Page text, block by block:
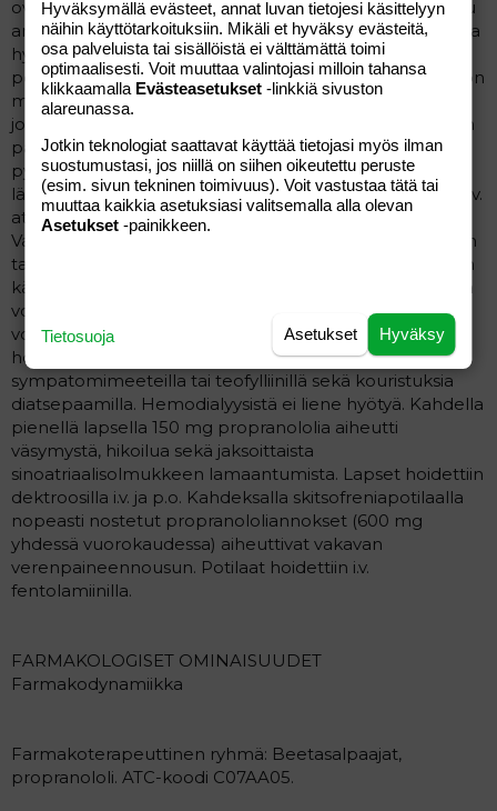
ovat suhteellisen vähäisiä. 0,8-6 g propranololia (arvioitu
annos) on aiheuttanut aikuisella bradykardiaa ja vakavaa
hypotensiota, joka on joissain tapauksissa johtanut
perifeeriseen syanoosiin. Tajuttomuutta ja kouristelua on
myös esiintynyt. Muutamassa tapauksessa myrkytys on
johtanut kuolemaan. Propranololimyrkytyksen hoito on
pääasiassa oireenmukaista ja supportiivista. Vatsa
pyritään tyhjentämään lääkkeestä huuhtelemalla ja
lääkehiiltä tulee antaa. Bradykardiaan voidaan käyttää i.v.
atropiinia ja jos siitä ei ole apua, varoen i.v. isoprenaliinia.
Vaikeimmissa tapauksissa voidaan joutua turvautumaan
tahdistinhoitoon. Vakavan hypotension hoitoon voidaan
käyttää noradrenaliinia tai dopamiinia. Vajaatoiminnassa
voidaan antaa digoksiinia ja diureettia. Myös glukagonia
voidaan kokeilla sydänlihaslaman ja hypotension
hoidossa. Bronkospasmia voidaan hoitaa beeta2-
sympatomimeeteilla tai teofylliinillä sekä kouristuksia
diatsepaamilla. Hemodialyysistä ei liene hyötyä. Kahdella
pienellä lapsella 150 mg propranololia aiheutti
väsymystä, hikoilua sekä jaksoittaista
sinoatriaalisolmukkeen lamaantumista. Lapset hoidettiin
dektroosilla i.v. ja p.o. Kahdeksalla skitsofreniapotilaalla
nopeasti nostetut propranololiannokset (600 mg
yhdessä vuorokaudessa) aiheuttivat vakavan
verenpaineennousun. Potilaat hoidettiin i.v.
fentolamiinilla.
FARMAKOLOGISET OMINAISUUDET
Farmakodynamiikka
Farmakoterapeuttinen ryhmä: Beetasalpaajat,
propranololi. ATC-koodi C07AA05.
Hyväksymällä evästeet, annat luvan tietojesi käsittelyyn
näihin käyttötarkoituksiin. Mikäli et hyväksy evästeitä,
osa palveluista tai sisällöistä ei välttämättä toimi
optimaalisesti. Voit muuttaa valintojasi milloin tahansa
klikkaamalla Evästeasetukset -linkkiä sivuston
alareunassa.
Jotkin teknologiat saattavat käyttää tietojasi myös ilman
suostumustasi, jos niillä on siihen oikeutettu peruste
(esim. sivun tekninen toimivuus). Voit vastustaa tätä tai
muuttaa kaikkia asetuksiasi valitsemalla alla olevan
Asetukset -painikkeen.
Hyväksy
Asetukset
Tietosuoja